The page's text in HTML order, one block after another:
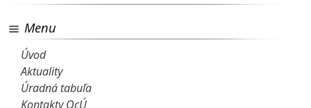
Menu
Úvod
Aktuality
Úradná tabuľa
Kontakty OcÚ